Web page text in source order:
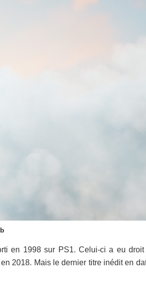
en 1998 sur PS1. Celui-ci a eu
2018. Mais le dernier titre inédit en